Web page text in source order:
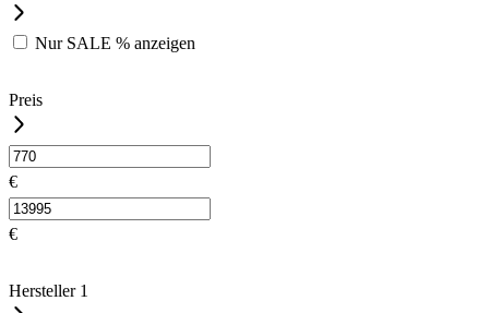
Nur SALE % anzeigen
Preis
€
€
Hersteller 1